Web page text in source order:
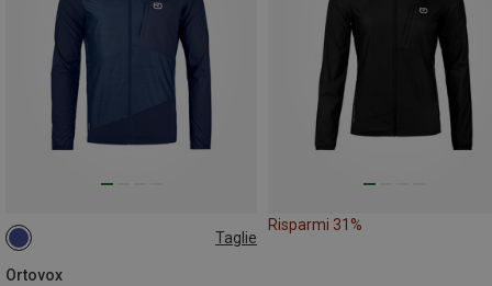
Taglie
Ortovox
M
Risparmi 31%